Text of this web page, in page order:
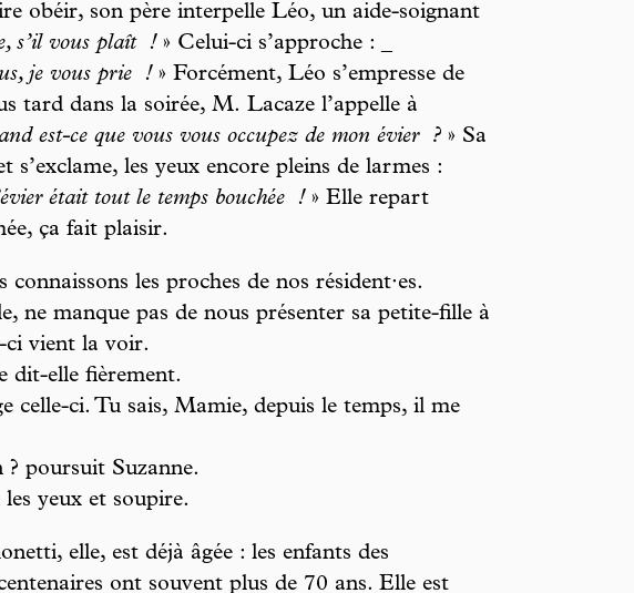
obéir, son père interpelle Léo, un aide-soignant
s’il vous plaît ! » Celui-ci s’approche : _
je vous prie ! » Forcément, Léo s’empresse de
tard dans la soirée, M. Lacaze l’appelle à
est-ce que vous vous occupez de mon évier ? » Sa
les yeux encore pleins de larmes :
était tout le temps bouchée ! » Elle repart
ça fait plaisir.
les proches de nos résident·es.
ne manque pas de nous présenter sa petite-fille à
ci vient la voir.
dit-elle fièrement.
ci. Tu sais, Mamie, depuis le temps, il me
poursuit Suzanne.
yeux et soupire.
elle, est déjà âgée : les enfants des
ont souvent plus de 70 ans. Elle est